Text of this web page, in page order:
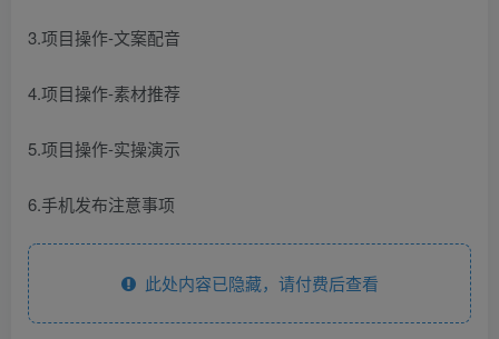
3.项目操作-文案配音
4.项目操作-素材推荐
5.项目操作-实操演示
6.手机发布注意事项
此处内容已隐藏，请付费后查看